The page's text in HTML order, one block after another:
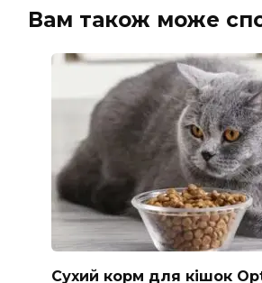
Вам також може
Сухий корм для кішок